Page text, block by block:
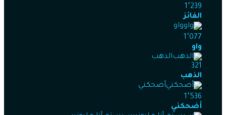
1٬239
الفائز
واو
1٬077
واو
الذهب
321
الذهب
أضحكني
1٬536
أضحكني